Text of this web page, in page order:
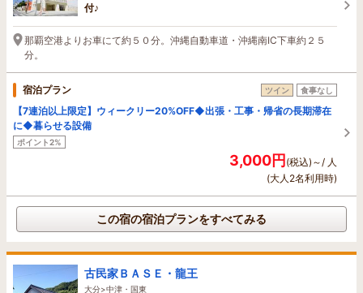
付♪
那覇空港よりお車にて約５０分。沖縄自動車道・沖縄南IC下車約２５
分。
宿泊プラン ツイン 食事なし
【7連泊以上限定】ウィークリー20%OFF◆出張・工事・帰省の長期滞在
に◆暮らせる設備
ポイント2%
3,000円(税込)～/ 人
(大人2名利用時)
この宿の宿泊プランをすべてみる
古民家ＢＡＳＥ・龍王
大分>中津・国東